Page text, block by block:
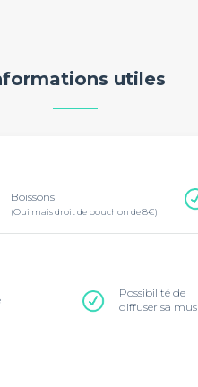
utiles
Boissons
(Oui mais droit de bouchon de 8€)
Possibilité de
diffuser sa